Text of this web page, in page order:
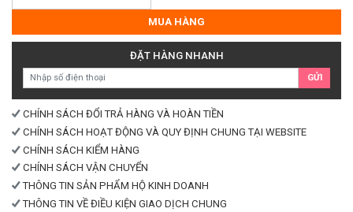
số
MUA HÀNG
ĐẶT HÀNG NHANH
GỬI
CHÍNH SÁCH ĐỔI TRẢ HÀNG VÀ HOÀN TIỀN
CHÍNH SÁCH HOẠT ĐỘNG VÀ QUY ĐỊNH CHUNG TẠI WEBSITE
CHÍNH SÁCH KIỂM HÀNG
CHÍNH SÁCH VẬN CHUYỂN
THÔNG TIN SẢN PHẨM HỘ KINH DOANH
THÔNG TIN VỀ ĐIỀU KIỆN GIAO DỊCH CHUNG